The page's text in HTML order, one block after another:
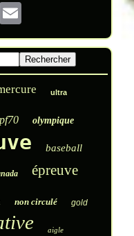
ultra
pf70 olympique
baseball
épreuve
non circulé gold
aigle